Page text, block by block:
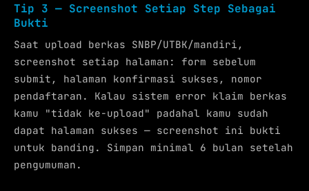
Tip 3 — Screenshot Setiap Step Sebagai
Bukti
Saat upload berkas SNBP/UTBK/mandiri,
screenshot setiap halaman: form sebelum
submit, halaman konfirmasi sukses, nomor
pendaftaran. Kalau sistem error klaim berkas
kamu "tidak ke-upload" padahal kamu sudah
dapat halaman sukses — screenshot ini bukti
untuk banding. Simpan minimal 6 bulan setelah
pengumuman.